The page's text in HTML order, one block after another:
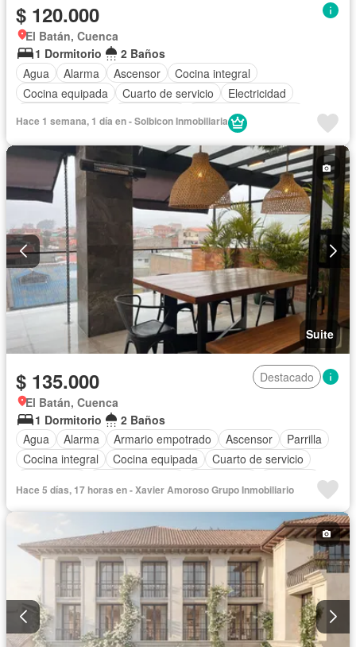
$ 120.000
El Batán, Cuenca
1 Dormitorio
2 Baños
Agua
Alarma Ascensor
Cocina integral
Cocina equipada
Cuarto de servicio
Electricidad
Garita de guardianía
Completamente amoblado
Hace 1 semana, 1 día en - Solbicon Inmobiliaria
Suite
$ 135.000
Destacado
El Batán, Cuenca
1 Dormitorio
2 Baños
Agua
Alarma Armario empotrado Ascensor
Parrilla
Cocina integral
Cocina equipada
Cuarto de servicio
Garita de guardianía
Patio Conserje
Seguridad
Completamente amoblado
Hace 5 días, 17 horas en - Xavier Amoroso Grupo Inmobiliario